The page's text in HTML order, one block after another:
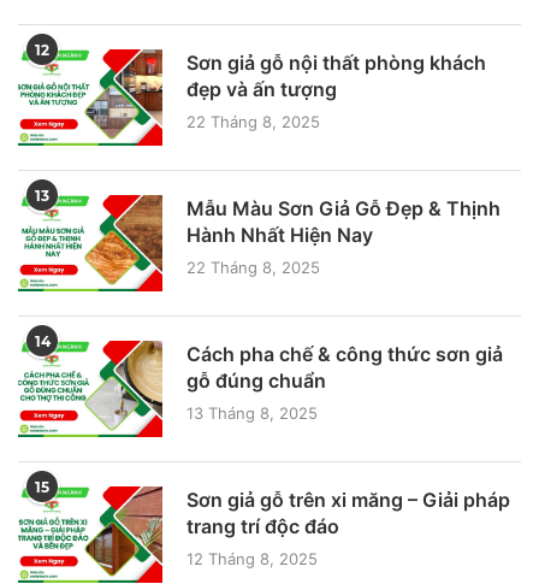
12
Sơn giả gỗ nội thất phòng khách
đẹp và ấn tượng
22 Tháng 8, 2025
13
Mẫu Màu Sơn Giả Gỗ Đẹp & Thịnh
Hành Nhất Hiện Nay
22 Tháng 8, 2025
14
Cách pha chế & công thức sơn giả
gỗ đúng chuẩn
13 Tháng 8, 2025
15
Sơn giả gỗ trên xi măng – Giải pháp
trang trí độc đáo
12 Tháng 8, 2025